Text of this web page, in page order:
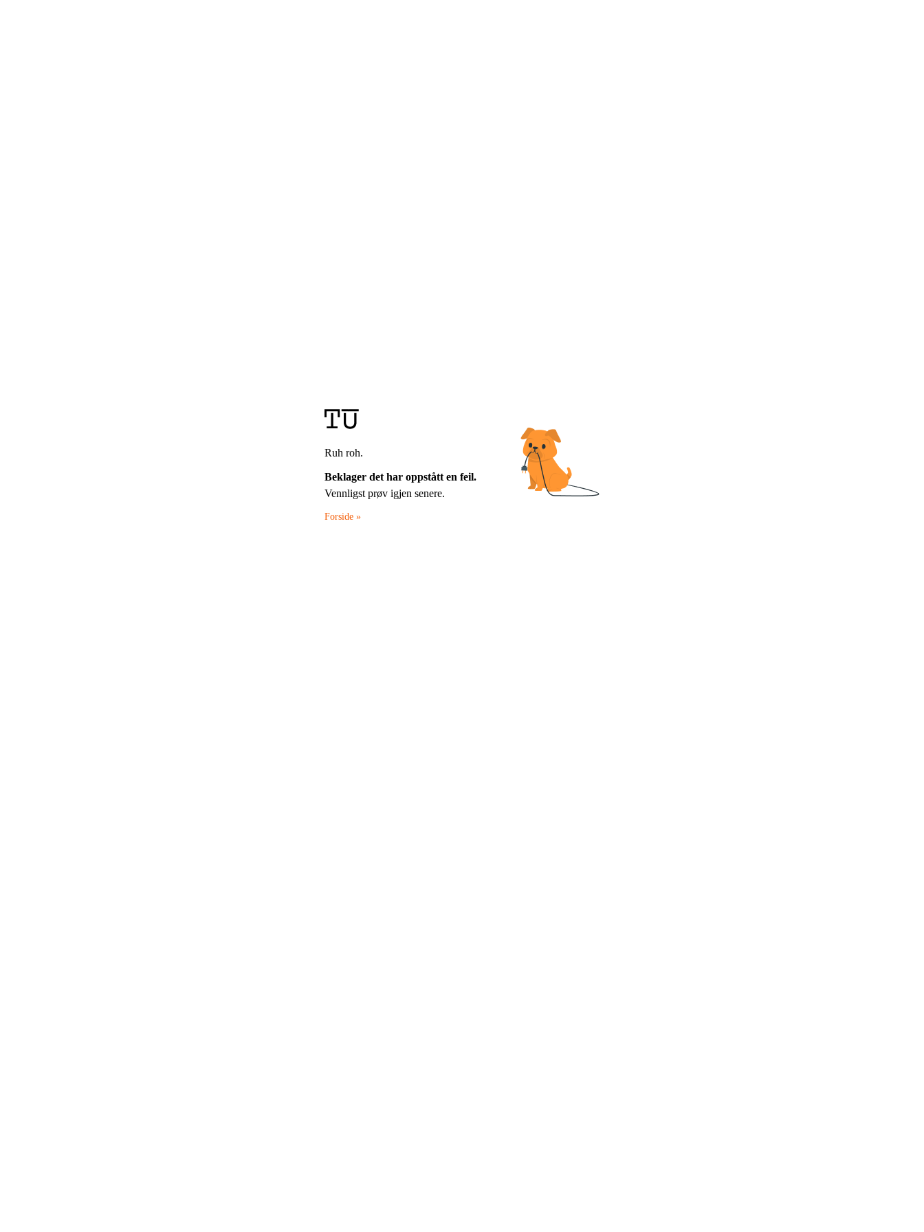
Ruh roh.
Beklager det har oppstått en feil.
Vennligst prøv igjen senere.
Forside »